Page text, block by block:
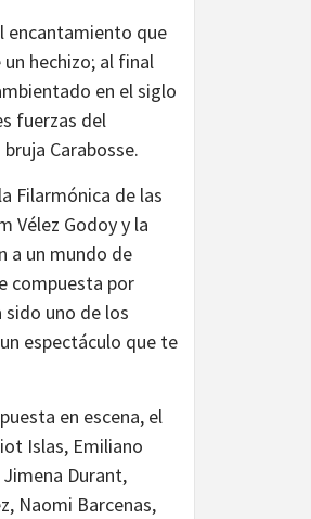
encantamiento que
hechizo; al final
en el siglo
fuerzas del
Carabosse.
Filarmónica de las
Vélez Godoy y la
a un mundo de
compuesta por
uno de los
espectáculo que te
en escena, el
Islas, Emiliano
Durant,
Naomi Barcenas,